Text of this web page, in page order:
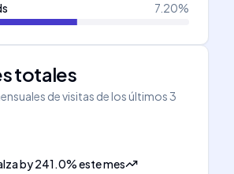
7.20%
totales
de visitas de los últimos 3
by241.0%este mes